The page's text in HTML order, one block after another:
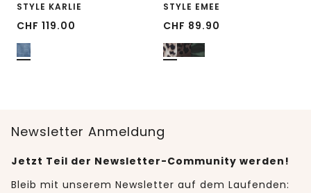
STYLE KARLIE
CHF 119.00
STYLE EMEE
CHF 89.90
Newsletter Anmeldung
Jetzt Teil der Newsletter-Community werden!
Bleib mit unserem Newsletter auf dem Laufenden: